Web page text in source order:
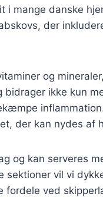
i mange danske
der
og
ikke kun
der kan nydes af
og kan serveres
vil vi
ved